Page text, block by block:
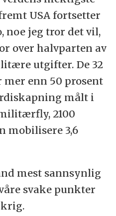
USA fortsetter
noe jeg tror det vil,
over halvparten av
utgifter. De 32
enn 50 prosent
målt i
2100
mobilisere 3,6
mest sannsynlig
svake punkter